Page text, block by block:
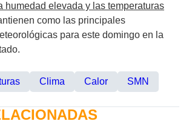
humedad elevada y las temperaturas
como las principales
para este domingo en la
Clima Calor SMN